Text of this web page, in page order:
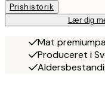
Prishistorik
Lær dig
Mat
Produceret i